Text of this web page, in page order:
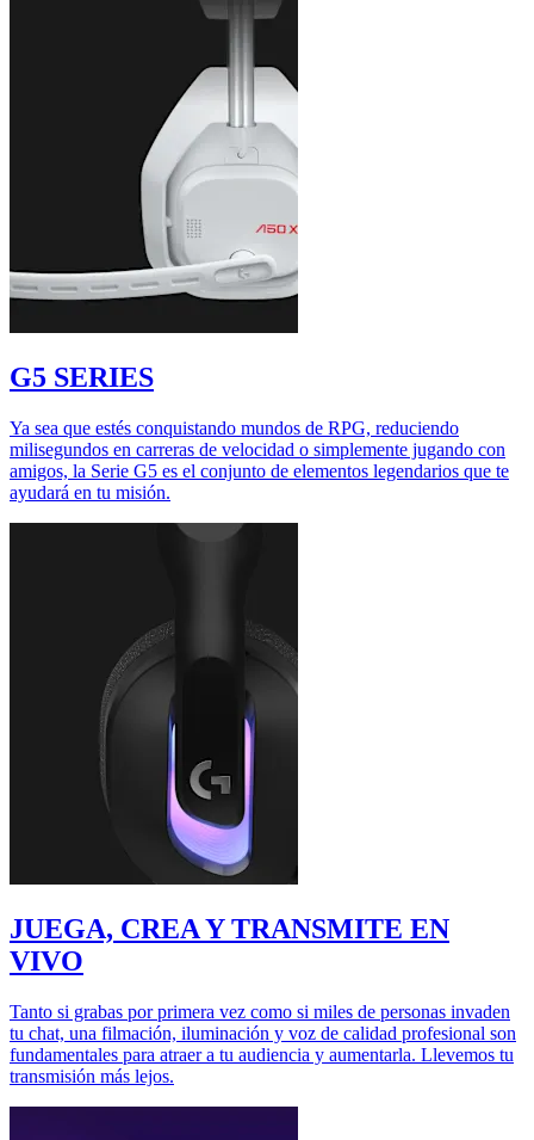
G5 SERIES
Ya sea que estés conquistando mundos de RPG, reduciendo
milisegundos en carreras de velocidad o simplemente jugando con
amigos, la Serie G5 es el conjunto de elementos legendarios que te
ayudará en tu misión.
JUEGA, CREA Y TRANSMITE EN
VIVO
Tanto si grabas por primera vez como si miles de personas invaden
tu chat, una filmación, iluminación y voz de calidad profesional son
fundamentales para atraer a tu audiencia y aumentarla. Llevemos tu
transmisión más lejos.